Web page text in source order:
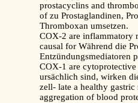
prostacyclins and
of zu Prostaglandinen,
Thromboxan umsetzen.
COX-2 are inflammatory
causal for Während die
Entzündungsmediatoren
COX-1 are
ursächlich sind, wirken
zell- late a healthy gastric
aggregation of blood